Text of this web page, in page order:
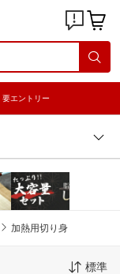
要エントリー
加熱用切り身
標準